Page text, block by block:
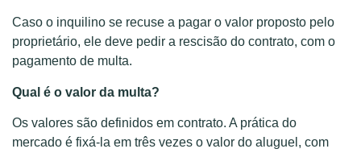
Caso o inquilino se recuse a pagar o valor proposto pelo
proprietário, ele deve pedir a rescisão do contrato, com o
pagamento de multa.
Qual é o valor da multa?
Os valores são definidos em contrato. A prática do
mercado é fixá-la em três vezes o valor do aluguel, com